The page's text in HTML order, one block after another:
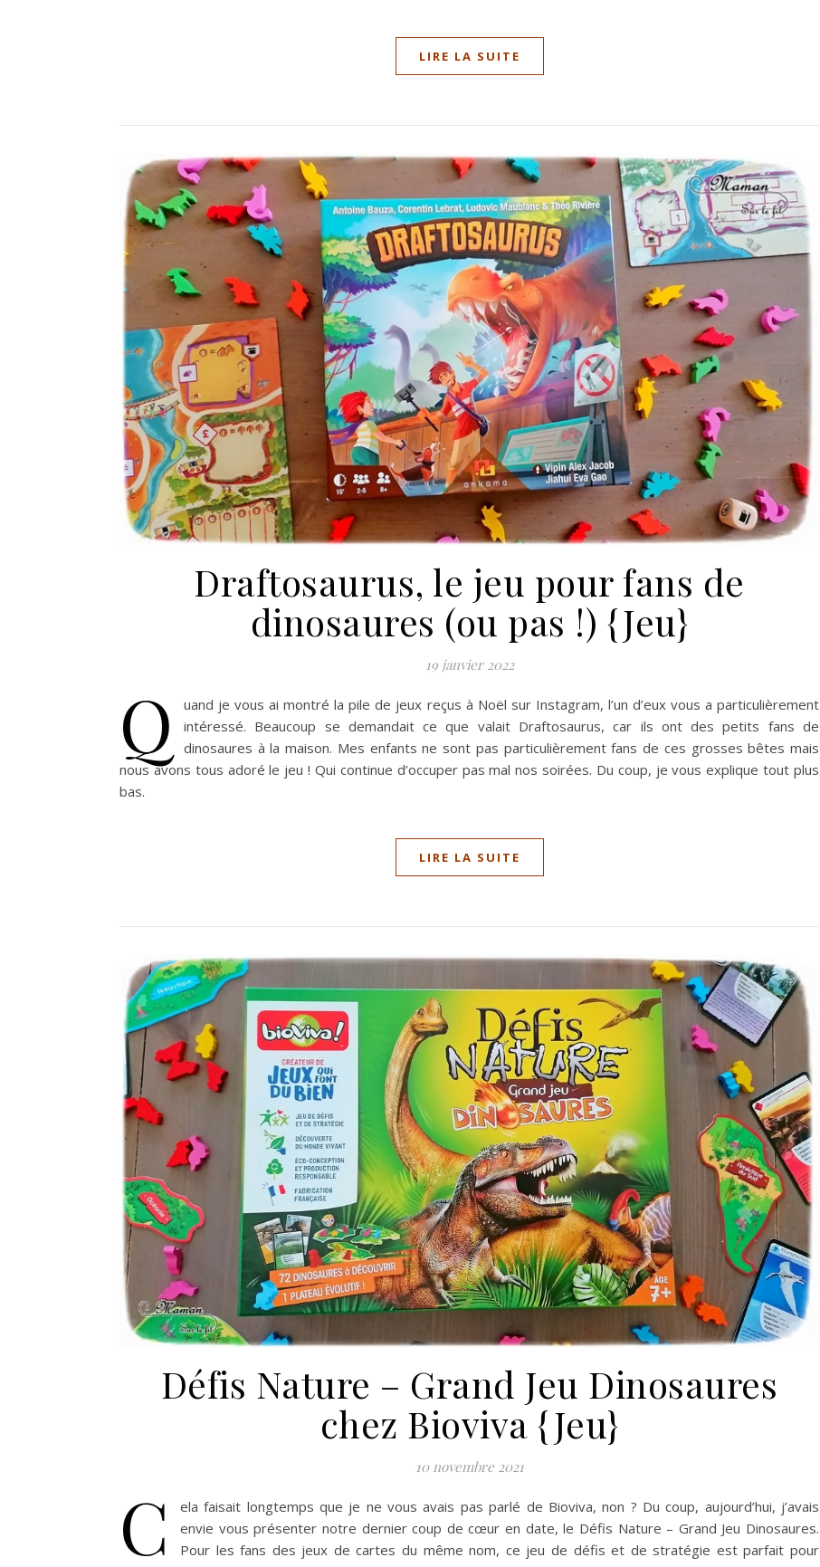
LIRE LA SUITE
Draftosaurus, le jeu pour fans de
dinosaures (ou pas !) {Jeu}
19 janvier 2022
Q
uand je vous ai montré la pile de jeux reçus à Noël sur Instagram, l’un d’eux vous a particulièrement
intéressé. Beaucoup se demandait ce que valait Draftosaurus, car ils ont des petits fans de
dinosaures à la maison. Mes enfants ne sont pas particulièrement fans de ces grosses bêtes mais
nous avons tous adoré le jeu ! Qui continue d’occuper pas mal nos soirées. Du coup, je vous explique tout plus
bas.
LIRE LA SUITE
Défis Nature – Grand Jeu Dinosaures
chez Bioviva {Jeu}
10 novembre 2021
C
ela faisait longtemps que je ne vous avais pas parlé de Bioviva, non ? Du coup, aujourd’hui, j’avais
envie vous présenter notre dernier coup de cœur en date, le Défis Nature – Grand Jeu Dinosaures.
Pour les fans des jeux de cartes du même nom, ce jeu de défis et de stratégie est parfait pour